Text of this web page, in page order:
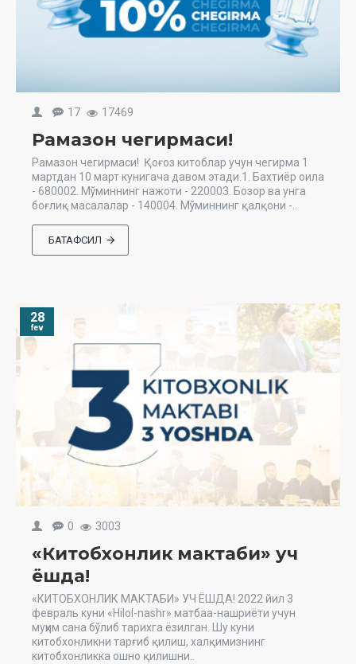
17 17469
Рамазон чегирмаси!
Рамазон чегирмаси! Қоғоз китоблар учун чегирма 1
мартдан 10 март кунигача давом этади.1. Бахтиёр оила
- 680002. Мўминнинг нажоти - 220003. Бозор ва унга
боғлиқ масалалар - 140004. Мўминнинг қалқони -..
БАТАФСИЛ
28
fev
0 3003
«Китобхонлик мактаби» уч
ёшда!
«КИТОБХОНЛИК МАКТАБИ» УЧ ЁШДА! 2022 йил 3
февраль куни «Hilol-nashr» матбаа-нашриёти учун
муҳим сана бўлиб тарихга ёзилган. Шу куни
китобхонликни тарғиб қилиш, халқимизнинг
китобхонликка ошно қилишни..